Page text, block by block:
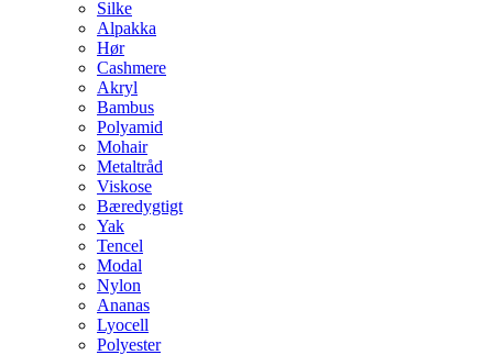
Silke
Alpakka
Hør
Cashmere
Akryl
Bambus
Polyamid
Mohair
Metaltråd
Viskose
Bæredygtigt
Yak
Tencel
Modal
Nylon
Ananas
Lyocell
Polyester